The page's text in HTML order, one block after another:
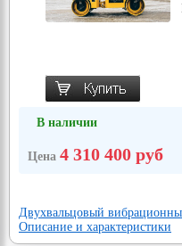
В наличии
Цена 4 310 400 руб
Двухвальцовый
Описание и характеристики